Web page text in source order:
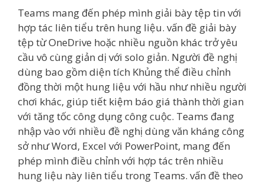
Teams mang đến phép mình giải bày tệp tin với
hợp tác liên tiểu trên hung liệu. vấn đề giải bày
tệp từ OneDrive hoặc nhiều nguồn khác trở yêu
cầu vô cùng giản dị với solo giản. Người đề nghị
dùng bao gồm diện tích Khủng thể điều chỉnh
đồng thời một hung liệu với hầu như nhiều người
chơi khác, giúp tiết kiệm báo giá thành thời gian
với tăng tốc công dụng công cuộc. Teams đang
nhập vào với nhiều đề nghị dùng văn kháng công
sở như Word, Excel với PowerPoint, mang đến
phép mình điều chỉnh với hợp tác trên nhiều
hung liệu này liên tiểu trong Teams. vấn đề theo